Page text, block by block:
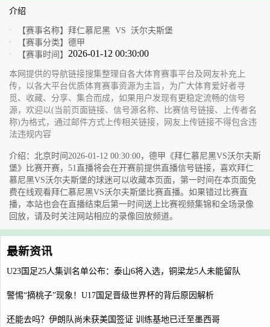
介绍
【赛事名称】 拜仁慕尼黑 VS 沃尔夫斯堡
【赛事分类】 德甲
【赛事时间】 2026-01-12 00:30:00
本网提供的导航链接搜集整理自各大体育赛事平台及网友补充上
传，以各大平台优质体育赛事资源为主旨，为广大体育爱好者寻
觅、收藏、分享、集合而成，如果用户发现有更稳定流畅的信号
源，欢迎以(当前页面链接、信号源名称、比赛信号链接、上传者名
称)为格式，通过邮件方式上传相关链接，网友上传链接不得包含违
法违规内容
介绍：北京时间2026-01-12 00:30:00，德甲《拜仁慕尼黑VS沃尔夫斯
堡》比赛开赛，51直播将会在开赛前提供直播信号链接，喜欢拜仁
慕尼黑VS沃尔夫斯堡的球迷可以收藏本页面，第一时间在本页面免
费在线观看拜仁慕尼黑VS沃尔夫斯堡比赛直播。如果错过比赛直
播，本站也会在直播结束后第一时间送上比赛视频集锦和全场录像
回放，请及时关注网站相应的录像回放频道。
最新资讯
U23国足25人集训名单公布：泰山6将入选，铜梁龙5人未能留队
警惕“摘桃子”现象！U17国足晋级世界杯的背后原因解析
还能去吗？伊朗队尚未获美国签证 训练基地已迁至墨西哥